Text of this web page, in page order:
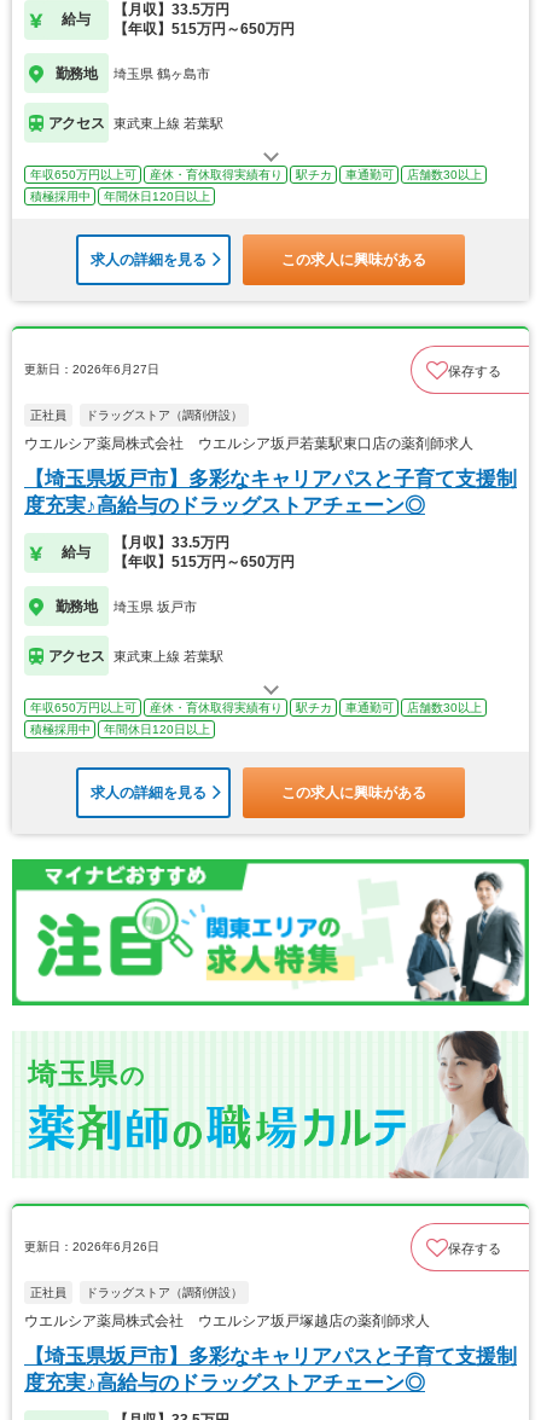
給与
【月収】33.5万円
【年収】515万円～650万円
勤務地 埼玉県 鶴ヶ島市
アクセス 東武東上線 若葉駅
年収650万円以上可 産休・育休取得実績有り 駅チカ 車通勤可
店舗数30以上
積極採用中
年間休日120日以上
求人の詳細を見る この求人に興味がある
更新日：2026年6月27日 保存する
正社員 ドラッグストア（調剤併設）
ウエルシア薬局株式会社 ウエルシア坂戸若葉駅東口店の薬剤師求人
【埼玉県坂戸市】多彩なキャリアパスと子育て支援制
度充実♪高給与のドラッグストアチェーン◎
給与
【月収】33.5万円
【年収】515万円～650万円
勤務地 埼玉県 坂戸市
アクセス 東武東上線 若葉駅
年収650万円以上可 産休・育休取得実績有り 駅チカ 車通勤可
店舗数30以上
積極採用中
年間休日120日以上
求人の詳細を見る この求人に興味がある
埼玉県の
更新日：2026年6月26日 保存する
正社員 ドラッグストア（調剤併設）
ウエルシア薬局株式会社 ウエルシア坂戸塚越店の薬剤師求人
【埼玉県坂戸市】多彩なキャリアパスと子育て支援制
度充実♪高給与のドラッグストアチェーン◎